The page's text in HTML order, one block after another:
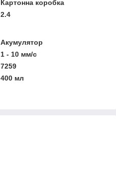
Картонна коробка
2.4
Акумулятор
1 - 10 мм/с
7259
400 мл